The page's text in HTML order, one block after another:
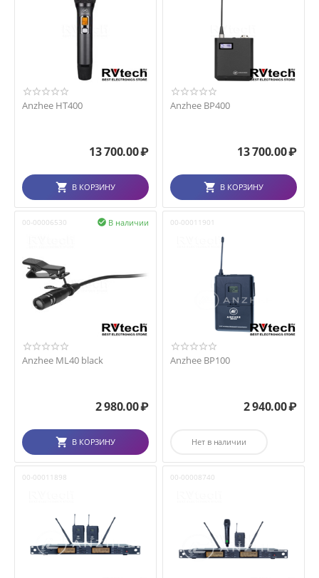
Anzhee HT400
13 700.00₽
В КОРЗИНУ
Anzhee BP400
13 700.00₽
В КОРЗИНУ
00-00006530 В наличии

Anzhee ML40 black
2 980.00₽
В КОРЗИНУ
00-00011901
Anzhee BP100
2 940.00₽
Нет в наличии
00-00011898 00-00008740